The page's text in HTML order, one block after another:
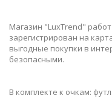
Магазин "LuxTrend"
зарегистрирован на
выгодные покупки в
безопасными.
В комплекте к очкам: